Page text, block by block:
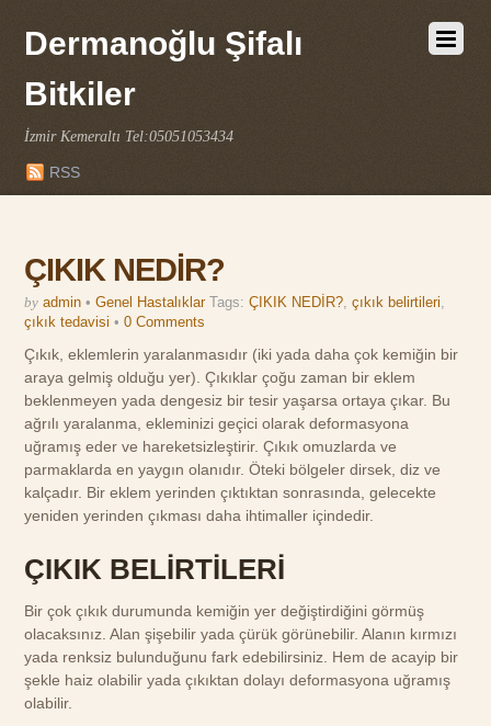
Dermanoğlu Şifalı
Bitkiler
İzmir Kemeraltı Tel:05051053434
RSS
ÇIKIK NEDİR?
by admin • Genel Hastalıklar Tags:ÇIKIK NEDİR?,çıkık belirtileri,
çıkık tedavisi •0 Comments
Çıkık, eklemlerin yaralanmasıdır (iki yada daha çok kemiğin bir
araya gelmiş olduğu yer). Çıkıklar çoğu zaman bir eklem
beklenmeyen yada dengesiz bir tesir yaşarsa ortaya çıkar. Bu
ağrılı yaralanma, ekleminizi geçici olarak deformasyona
uğramış eder ve hareketsizleştirir. Çıkık omuzlarda ve
parmaklarda en yaygın olanıdır. Öteki bölgeler dirsek, diz ve
kalçadır. Bir eklem yerinden çıktıktan sonrasında, gelecekte
yeniden yerinden çıkması daha ihtimaller içindedir.
ÇIKIK BELİRTİLERİ
Bir çok çıkık durumunda kemiğin yer değiştirdiğini görmüş
olacaksınız. Alan şişebilir yada çürük görünebilir. Alanın kırmızı
yada renksiz bulunduğunu fark edebilirsiniz. Hem de acayip bir
şekle haiz olabilir yada çıkıktan dolayı deformasyona uğramış
olabilir.